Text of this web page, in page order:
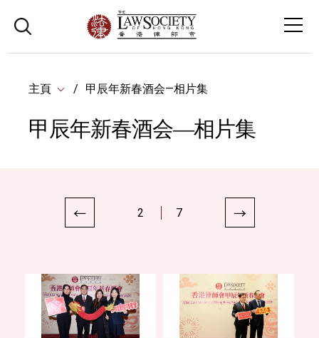
主頁 甲辰年新春酒会—相片集
甲辰年新春酒会—相片集
2 7